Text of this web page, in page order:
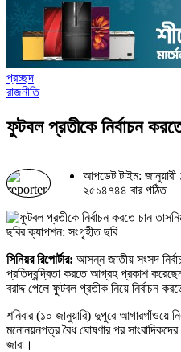
প্রচ্ছদ
রাজনীতি
ফুটবল প্রতীকে নির্বাচন
আপডেট টাইম:
২৫১৪৭৪৪ বার পঠিত
ছবির ক্যাপশন: সংগৃহীত ছবি
সিনিয়র রিপোর্টার: আসন্ন জাতীয় সংসদ
প্রতিদ্বন্দ্বিতা করতে আগ্রহ প্রকাশ
বরাদ্দ পেলে ফুটবল প্রতীক নিয়ে নির্বাচন
শনিবার (১০ জানুয়ারি) দুপুরে আগারগাঁওয়ে
মনোনয়নপত্র বৈধ ঘোষণার পর
জারা।